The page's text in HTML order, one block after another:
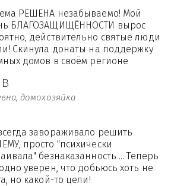
домохозяйка
РЕШЕНА незабываемо! Мой
БЛАГОЗАЩИЩЁННОСТИ вырос
действительно святые люди
Скинула донаты на поддержку
домов в своём регионе
завораживало решить
просто "психически
безнаказанность ... Теперь
уверен, что добьюсь хоть не
но какой-то цели!